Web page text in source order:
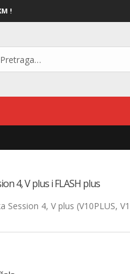
!
4, V plus i FLASH plus
4, V plus (V10PLUS,